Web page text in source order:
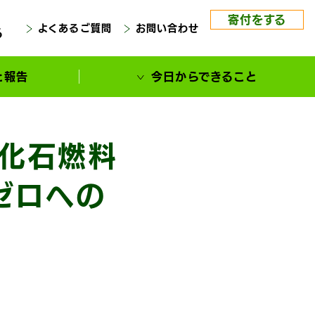
よくあるご質問 お問い合わせ
寄付をする
報告 今日からできること
石燃料
ロへの